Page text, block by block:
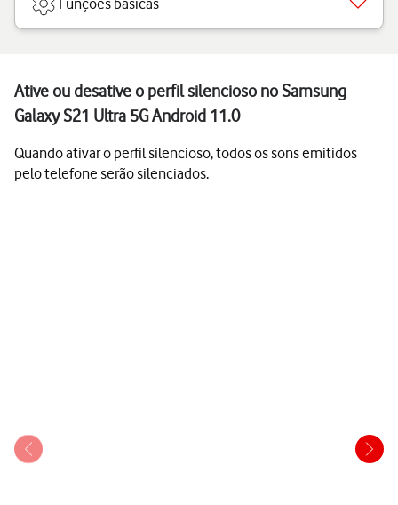
Funções básicas
Ative ou desative o perfil silencioso no Samsung
Galaxy S21 Ultra 5G Android 11.0
Quando ativar o perfil silencioso, todos os sons emitidos
pelo telefone serão silenciados.